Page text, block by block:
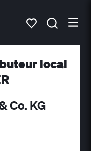
local
Co. KG